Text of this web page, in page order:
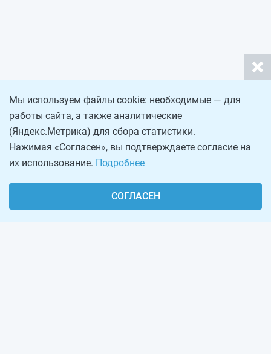
Мы используем файлы cookie: необходимые — для
работы сайта, а также аналитические
(Яндекс.Метрика) для сбора статистики.
Нажимая «Согласен», вы подтверждаете согласие на
их использование. Подробнее
СОГЛАСЕН